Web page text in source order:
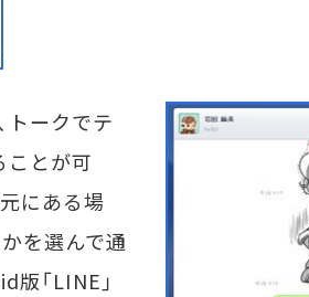
トークでテ
ことが可
にある場
を選んで通
「LINE」